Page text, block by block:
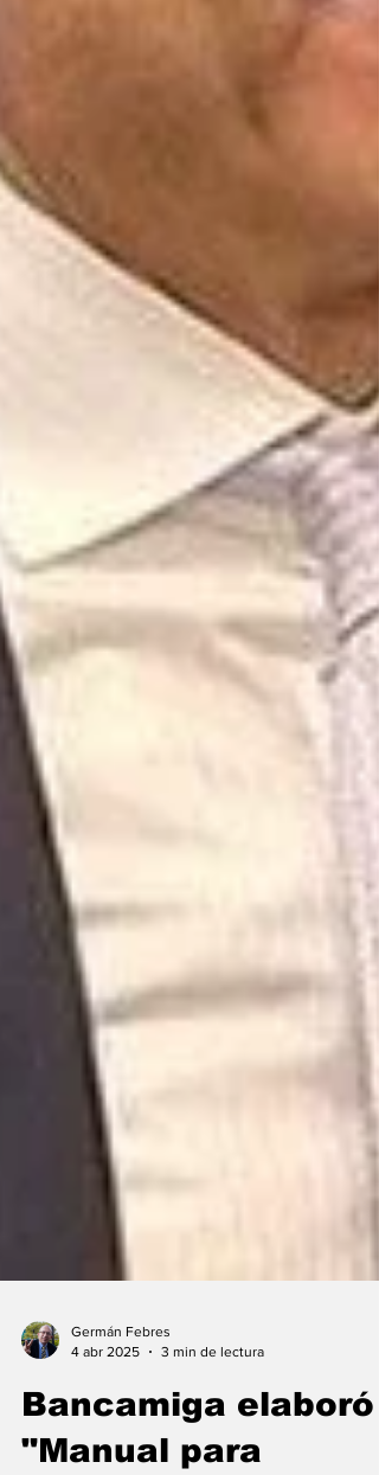
3 min de lectura
Bancamiga elaboró